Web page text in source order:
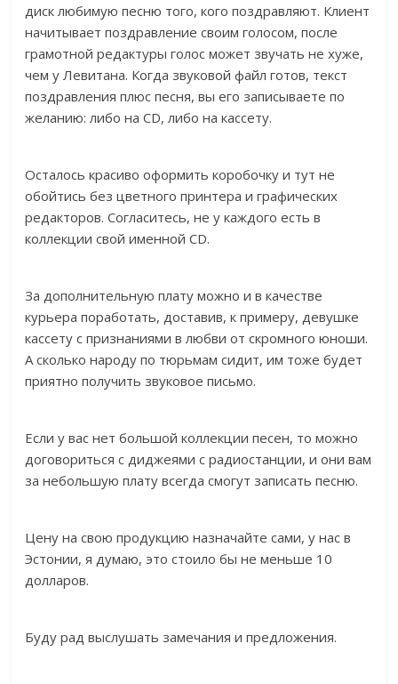
диск любимую песню того, кого поздравляют. Клиент
начитывает поздравление своим голосом, после
грамотной редактуры голос может звучать не хуже,
чем у Левитана. Когда звуковой файл готов, текст
поздравления плюс песня, вы его записываете по
желанию: либо на CD, либо на кассету.
Осталось красиво оформить коробочку и тут не
обойтись без цветного принтера и графических
редакторов. Согласитесь, не у каждого есть в
коллекции свой именной CD.
За дополнительную плату можно и в качестве
курьера поработать, доставив, к примеру, девушке
кассету с признаниями в любви от скромного юноши.
А сколько народу по тюрьмам сидит, им тоже будет
приятно получить звуковое письмо.
Если у вас нет большой коллекции песен, то можно
договориться с диджеями с радиостанции, и они вам
за небольшую плату всегда смогут записать песню.
Цену на свою продукцию назначайте сами, у нас в
Эстонии, я думаю, это стоило бы не меньше 10
долларов.
Буду рад выслушать замечания и предложения.